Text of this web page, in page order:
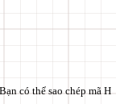
có thể sao chép mã H